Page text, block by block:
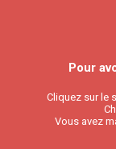
Pour
Cliquez sur le
Vous avez